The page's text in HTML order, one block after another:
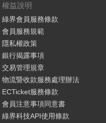
權益說明
綠界會員服務條款
會員服務規範
隱私權政策
銀行揭露事項
交易管理規章
物流暨收款服務處理辦法
ECTicket服務條款
會員注意事項同意書
綠界科技API使用條款